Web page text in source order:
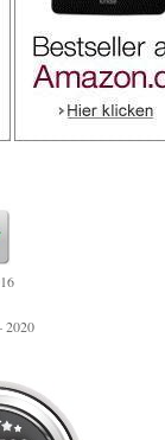
2020